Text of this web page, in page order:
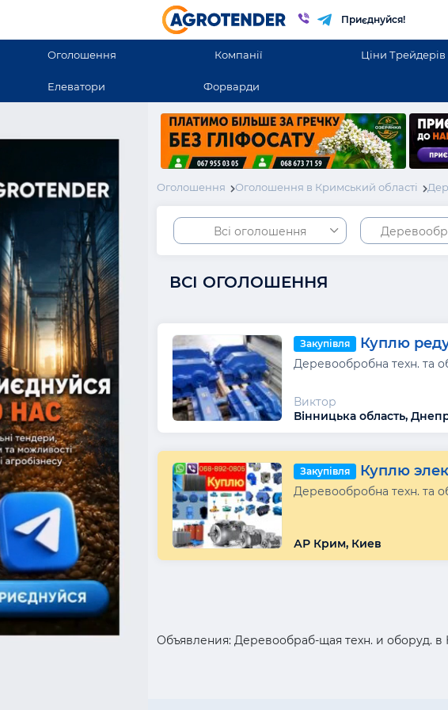
Приєднуйся!
Оголошення Компанії Ціни Трейдерів
Елеватори Форварди
Оголошення Оголошення в Кримський області
Всі оголошення
ВСІ ОГОЛОШЕННЯ
Закупівля Куплю
Деревообробна техн. та
Виктор
Вінницька область,
Закупівля Куплю
Деревообробна техн. та
АР Крим, Киев
Объявления: Деревообраб-щая техн. и оборуд.